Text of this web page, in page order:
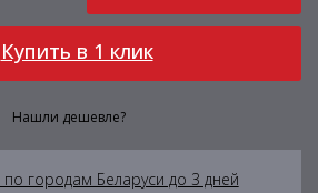
Купить в 1 клик
Нашли дешевле?
по городам Беларуси до 3 дней